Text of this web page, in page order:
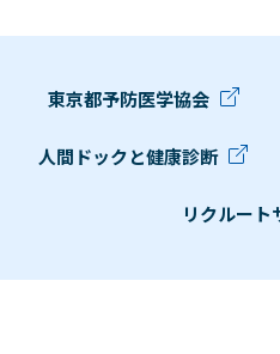
東京都予防医学協会
人間ドックと健康診断
リクルート